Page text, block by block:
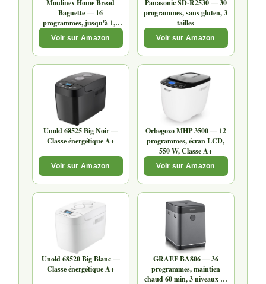
Moulinex Home Bread
Baguette — 16
programmes, jusqu'à 1,5
kg
Voir sur Amazon
Panasonic SD-R2530 — 30
programmes, sans gluten, 3
tailles
Voir sur Amazon
Unold 68525 Big Noir —
Classe énergétique A+
Voir sur Amazon
Orbegozo MHP 3500 — 12
programmes, écran LCD,
550 W, Classe A+
Voir sur Amazon
Unold 68520 Big Blanc —
Classe énergétique A+
GRAEF BA806 — 36
programmes, maintien
chaud 60 min, 3 niveaux de